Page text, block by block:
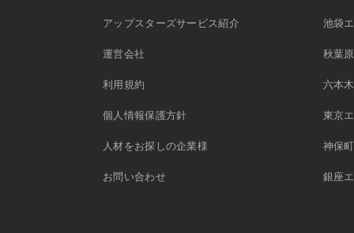
アップスターズサービス紹介
運営会社
利用規約
個人情報保護方針
人材をお探しの企業様
お問い合わせ
池袋
秋葉
六本
東京
神保
銀座